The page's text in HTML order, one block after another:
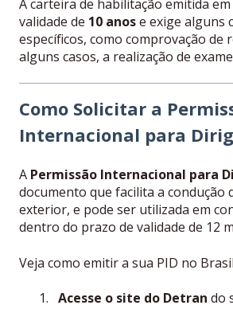
A carteira de habilitação emitida
validade de 10 anose exige alguns
específicos, como comprovação de
alguns casos, a realização de
Como Solicitar a
Internacional para
A Permissão Internacional para
documento que facilita a condução
exterior, e pode ser utilizada em
dentro do prazo de validade de 12
Veja como emitir a sua PID no
Acesse o site do Detran do